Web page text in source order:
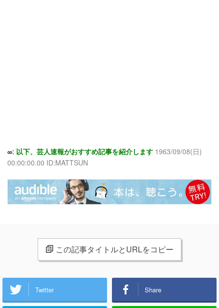
∞: 以下、芸人速報がおすすめ記事を紹介します 1963/09/08(日)
00:00:00.00 ID:MATTSUN
この記事タイトルとURLをコピー
Twitter Share